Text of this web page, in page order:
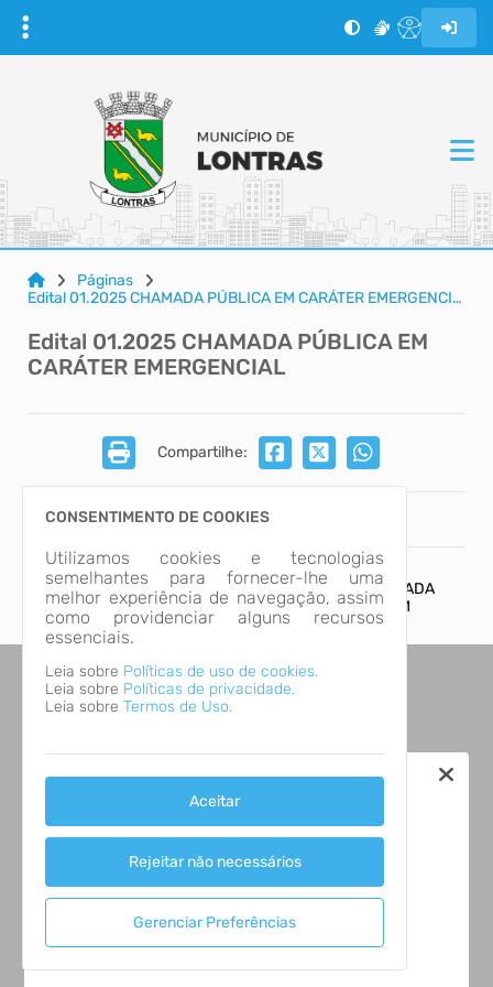
Páginas
Edital 01.2025 CHAMADA PÚBLICA EM CARÁTER EMERGENCIAL
Edital 01.2025 CHAMADA PÚBLICA EM
CARÁTER EMERGENCIAL
Compartilhe:
CONFIRA O EDITAL DE PROCESSO SELETIVO - CHAMADA
PÚBLICA EM CARÁTER EMERGENCIAL Nº 01/2025 EM
ARQUIVOS.
CONSENTIMENTO DE COOKIES
Utilizamos cookies e tecnologias
semelhantes para fornecer-lhe uma
melhor experiência de navegação, assim
como providenciar alguns recursos
essenciais.
Leia sobre Políticas de uso de cookies.
Leia sobre Políticas de privacidade.
Leia sobre Termos de Uso.
Aceitar
Rejeitar não necessários
Gerenciar Preferências